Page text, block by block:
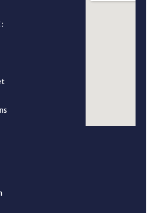
mais des ajustements
mais des ajustements